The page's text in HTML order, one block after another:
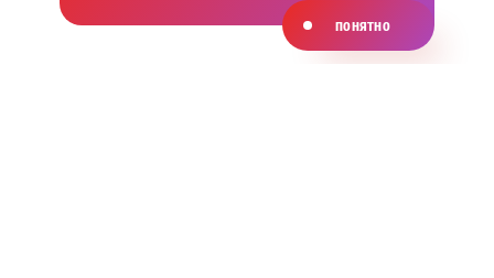
понятно
понятно